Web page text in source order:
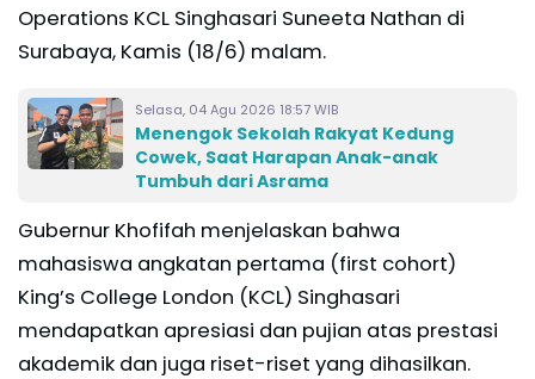
Operations KCL Singhasari Suneeta Nathan di
Surabaya, Kamis (18/6) malam.
Selasa, 04 Agu 2026 18:57 WIB
Menengok Sekolah Rakyat Kedung
Cowek, Saat Harapan Anak-anak
Tumbuh dari Asrama
Gubernur Khofifah menjelaskan bahwa
mahasiswa angkatan pertama (first cohort)
King’s College London (KCL) Singhasari
mendapatkan apresiasi dan pujian atas prestasi
akademik dan juga riset-riset yang dihasilkan.